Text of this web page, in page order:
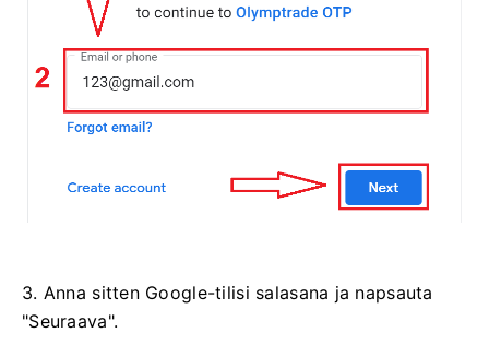
3. Anna sitten Google-tilisi salasana ja napsauta
"Seuraava".